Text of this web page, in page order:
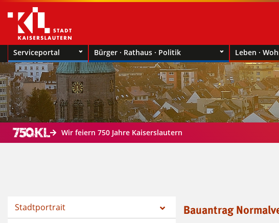
Serviceportal Bürger · Rathaus · Politik Leben ·
Wir feiern 750 Jahre Kaiserslautern
Stadtportrait
Bauantrag